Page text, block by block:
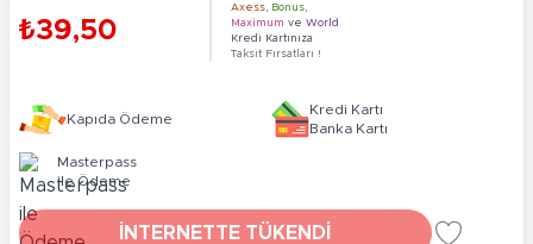
₺39,50
Axess Bonus
Maximum ve World
Kredi Kartınıza
Taksit Fırsatları !
Kapıda Ödeme
Kredi Kartı
Banka Kartı
Masterpass
ile Ödeme
İNTERNETTE TÜKENDİ